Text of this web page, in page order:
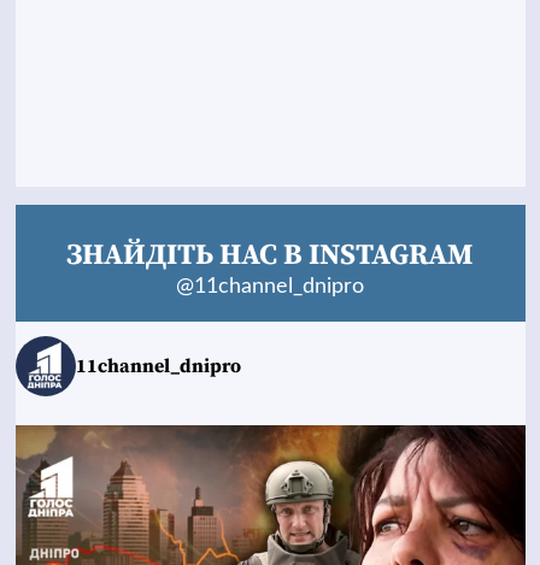
ЗНАЙДІТЬ НАС В INSTAGRAM
@11channel_dnipro
11channel_dnipro